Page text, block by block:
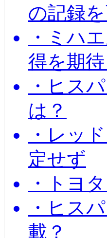
の記録
・ミハ
得を期
・ヒス
は？
・レッ
定せず
・トヨ
・ヒス
載？